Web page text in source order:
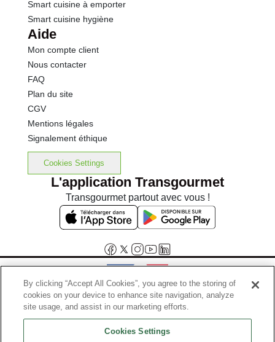
Smart cuisine à emporter
Smart cuisine hygiène
Aide
Mon compte client
Nous contacter
FAQ
Plan du site
CGV
Mentions légales
Signalement éthique
Cookies Settings
L'application Transgourmet
Transgourmet partout avec vous !
Interdiction de vente de boissons alcooliques aux mineurs de
moins de 18 ans
La preuve de majorité de l'acheteur est exigée au moment de la vente
By clicking “Accept All Cookies”, you agree to the storing of
cookies on your device to enhance site navigation, analyze
site usage, and assist in our marketing efforts.
Cookies Settings